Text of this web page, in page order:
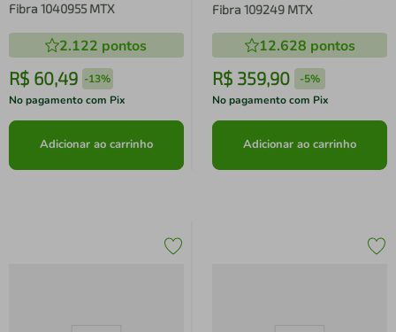
Fibra 1040955 MTX
2.122 pontos
R$ 60,49 -13%
No pagamento com Pix
Adicionar ao carrinho
Fibra 109249 MTX
12.628 pontos
R$ 359,90 -5%
No pagamento com Pix
Adicionar ao carrinho